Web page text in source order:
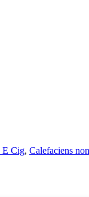
E Cig, Calefaciens